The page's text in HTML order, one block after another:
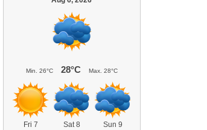
Min. 26°C 28°C Max. 28°C
Fri 7 Sat 8 Sun 9